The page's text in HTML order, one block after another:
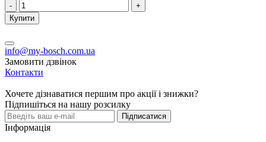
-
+
Купити
info@my-bosch.com.ua
Замовити дзвінок
Контакти
Хочете дізнаватися першим про акції і знижки?
Підпишіться на нашу розсилку
Підписатися
Інформація